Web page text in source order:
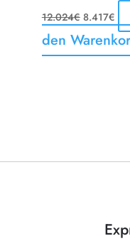
12.024€
Preis
war:
8.417€
ist:
den